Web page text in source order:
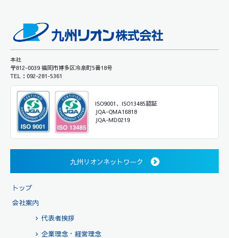
本社
〒812-0039 福岡市博多区冷泉町5番18号
TEL：092-281-5361
ISO9001、ISO13485認証
JQA-QMA16818
JQA-MD0219
九州リオンネットワーク
トップ
会社案内
代表者挨拶
企業理念・経営理念